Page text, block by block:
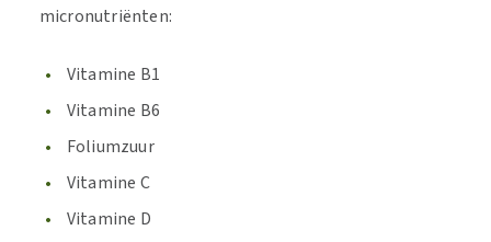
micronutriënten:
Vitamine B1
Vitamine B6
Foliumzuur
Vitamine C
Vitamine D